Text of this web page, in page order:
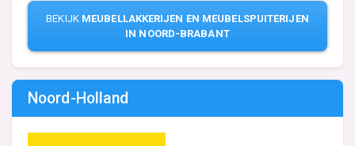
BEKIJK MEUBELLAKKERIJEN EN MEUBELSPUITERIJEN
IN NOORD-BRABANT
Noord-Holland